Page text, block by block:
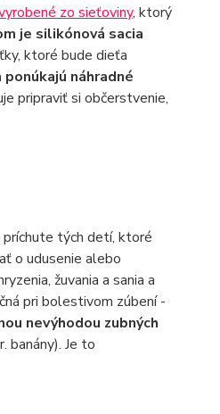
zo sieťoviny, ktorý
je silikónová sacia
ktoré bude dieťa
náhradné
pripraviť si občerstvenie,
tých detí, ktoré
o udusenie alebo
žuvania a sania a
pri bolestivom zúbení -
nevýhodou zubných
banány). Je to